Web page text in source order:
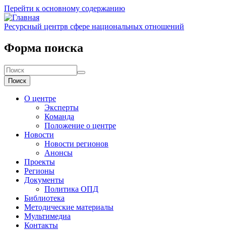
Перейти к основному содержанию
Ресурсный центрв сфере национальных отношений
Форма поиска
Поиск
О центре
Эксперты
Команда
Положение о центре
Новости
Новости регионов
Анонсы
Проекты
Регионы
Документы
Политика ОПД
Библиотека
Методические материалы
Мультимедиа
Контакты